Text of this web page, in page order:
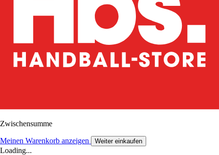
Zwischensumme
Meinen Warenkorb anzeigen Weiter einkaufen
Loading...